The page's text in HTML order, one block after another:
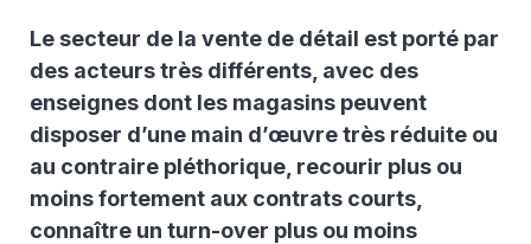
Le secteur de la vente de détail est porté par
des acteurs très différents, avec des
enseignes dont les magasins peuvent
disposer d’une main d’œuvre très réduite ou
au contraire pléthorique, recourir plus ou
moins fortement aux contrats courts,
connaître un turn-over plus ou moins